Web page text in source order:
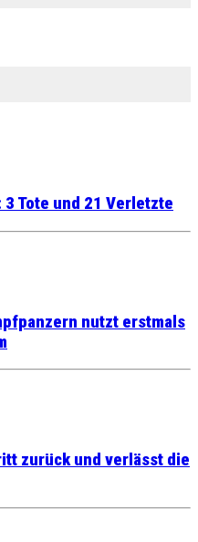
Tote und 21 Verletzte
nutzt erstmals
zurück und verlässt die